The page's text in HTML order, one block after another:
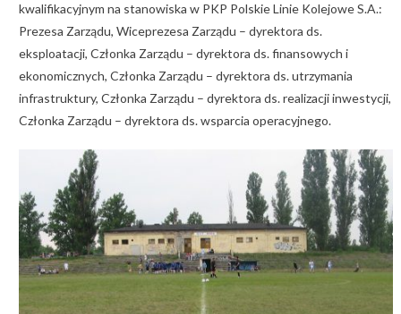
kwalifikacyjnym na stanowiska w PKP Polskie Linie Kolejowe S.A.:
Prezesa Zarządu, Wiceprezesa Zarządu – dyrektora ds.
eksploatacji, Członka Zarządu – dyrektora ds. finansowych i
ekonomicznych, Członka Zarządu – dyrektora ds. utrzymania
infrastruktury, Członka Zarządu – dyrektora ds. realizacji inwestycji,
Członka Zarządu – dyrektora ds. wsparcia operacyjnego.